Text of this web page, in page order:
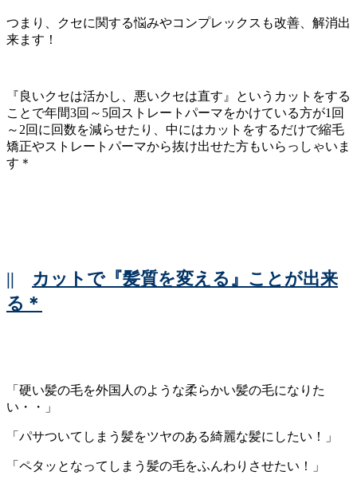
つまり、クセに関する悩みやコンプレックスも改善、解消出
来ます！
『良いクセは活かし、悪いクセは直す』というカットをする
ことで年間3回～5回ストレートパーマをかけている方が1回
～2回に回数を減らせたり、中にはカットをするだけで縮毛
矯正やストレートパーマから抜け出せた方もいらっしゃいま
す＊
|| カットで『髪質を変える』ことが出来
る＊
「硬い髪の毛を外国人のような柔らかい髪の毛になりた
い・・」
「パサついてしまう髪をツヤのある綺麗な髪にしたい！」
「ペタッとなってしまう髪の毛をふんわりさせたい！」